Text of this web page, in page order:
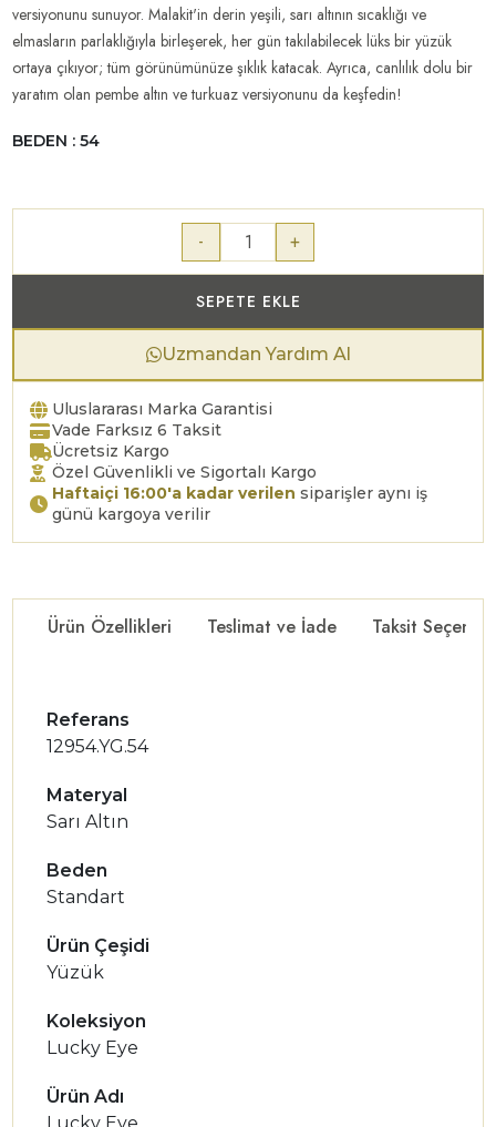
versiyonunu sunuyor. Malakit'in derin yeşili, sarı altının sıcaklığı ve
elmasların parlaklığıyla birleşerek, her gün takılabilecek lüks bir yüzük
ortaya çıkıyor; tüm görünümünüze şıklık katacak. Ayrıca, canlılık dolu bir
yaratım olan pembe altın ve turkuaz versiyonunu da keşfedin!
BEDEN : 54
- +
SEPETE EKLE
Uzmandan Yardım Al
Uluslararası Marka Garantisi
Vade Farksız 6 Taksit
Ücretsiz Kargo
Özel Güvenlikli ve Sigortalı Kargo
Haftaiçi 16:00'a kadar verilen siparişler aynı iş
günü kargoya verilir
Ürün Özellikleri Teslimat ve İade Taksit
Referans
12954.YG.54
Materyal
Sarı Altın
Beden
Standart
Ürün Çeşidi
Yüzük
Koleksiyon
Lucky Eye
Ürün Adı